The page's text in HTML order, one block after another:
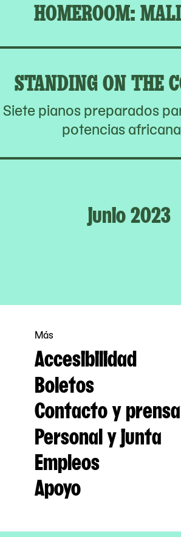
HOMEROOM:
STANDING ON THE
Siete pianos preparados
potencias
junio 2023
Más
Accesibilidad
Boletos
Contacto y prensa
Personal y junta
Empleos
Apoyo